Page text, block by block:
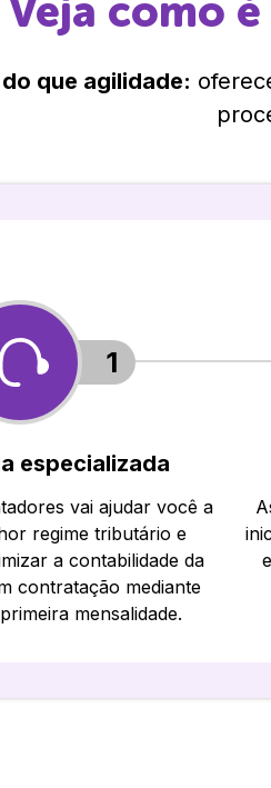
Veja como
que agilidade:
1
especializada
vai ajudar você a
regime tributário e
a contabilidade da
contratação mediante
mensalidade.